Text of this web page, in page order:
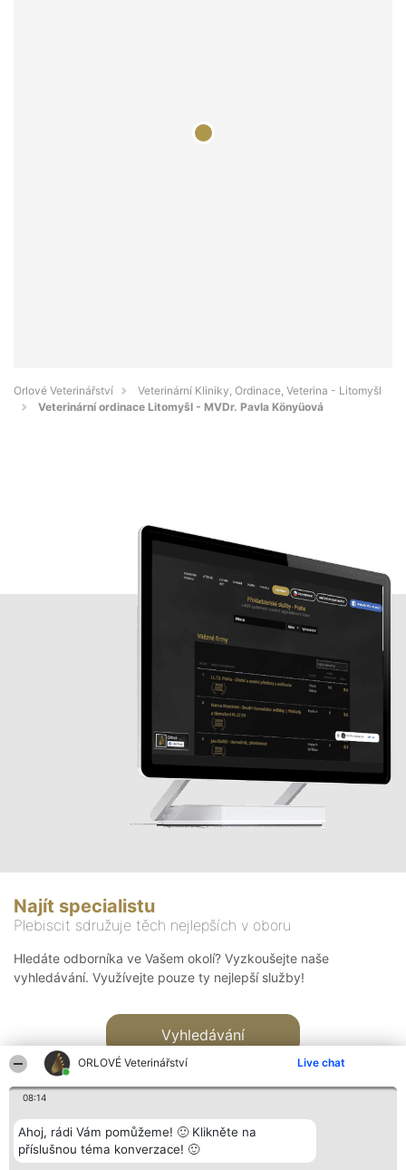
ORLOVÉ Veterinářství Live chat
08:14
Ahoj, rádi Vám pomůžeme! 🙂 Klikněte na
příslušnou téma konverzace! 🙂
Orlové Veterinářství
Veterinární Kliniky, Ordinace, Veterina - Litomyšl
Veterinární ordinace Litomyšl - MVDr. Pavla Könyüová
Najít specialistu
Plebiscit sdružuje těch nejlepších v oboru
Hledáte odborníka ve Vašem okolí? Vyzkoušejte naše
vyhledávání. Využívejte pouze ty nejlepší služby!
Vyhledávání